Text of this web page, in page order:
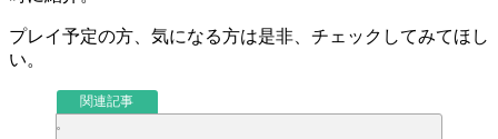
プレイ予定の方、気になる方は是非、チェックしてみてほし
い。
関連記事